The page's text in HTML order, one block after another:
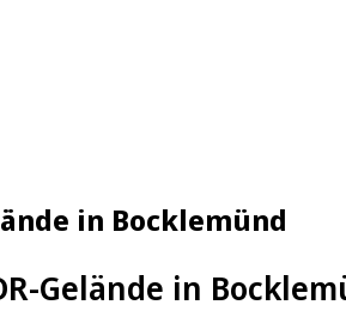
in Bocklemünd
Gelände in